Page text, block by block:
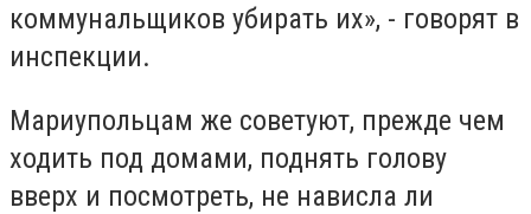
коммунальщиков убирать их», - говорят в
инспекции.
Мариупольцам же советуют, прежде чем
ходить под домами, поднять голову
вверх и посмотреть, не нависла ли